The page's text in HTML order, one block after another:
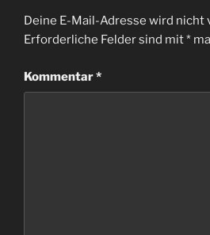
Deine E-Mail-Adresse wird
Erforderliche Felder sind mit*
Kommentar*